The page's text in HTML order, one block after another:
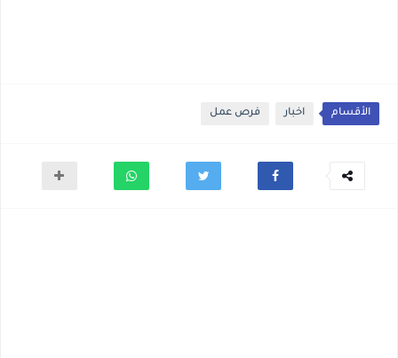
الأقسام اخبار فرص عمل